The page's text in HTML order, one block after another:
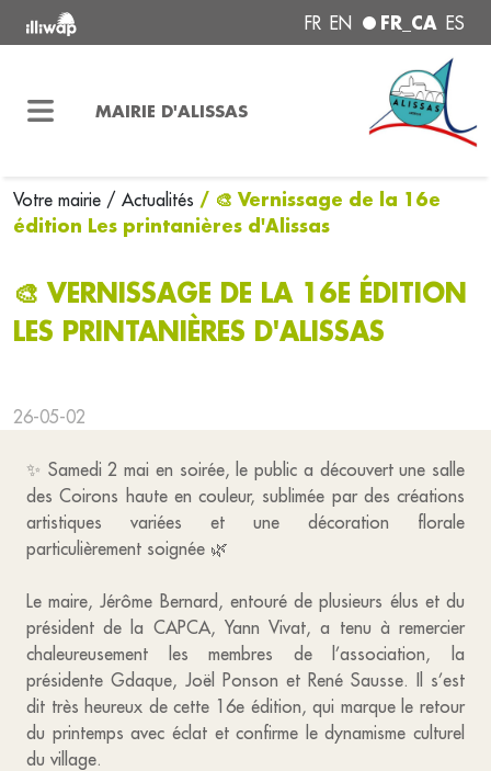
FR EN FR_CA ES
MAIRIE D'ALISSAS
Votre mairie / Actualités / 🎨 Vernissage de la 16e
édition Les printanières d'Alissas
🎨 VERNISSAGE DE LA 16E ÉDITION
LES PRINTANIÈRES D'ALISSAS
26-05-02
✨ Samedi 2 mai en soirée, le public a découvert une salle
des Coirons haute en couleur, sublimée par des créations
artistiques variées et une décoration florale
particulièrement soignée 🌿
Le maire, Jérôme Bernard, entouré de plusieurs élus et du
président de la CAPCA, Yann Vivat, a tenu à remercier
chaleureusement les membres de l’association, la
présidente Gdaque, Joël Ponson et René Sausse. Il s’est
dit très heureux de cette 16e édition, qui marque le retour
du printemps avec éclat et confirme le dynamisme culturel
du village.